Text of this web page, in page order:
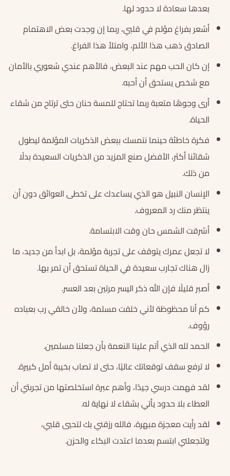
بعدها سعادة لا حدود لها.
أشعر بفراغ مؤلم في قلبي، ربما إن وجدت بعض الاهتمام
الصادق ذهب هذا الألم، وامتلأ هذا الفراغ.
إن كان الحب مهم عند البعض، فالأهم عندي شعوري بالأمان
مع شخص يستحق أن أحبه.
أرى وجوهًا متعبة ربما تحتاج للمسة حنان حتى ترتاح من شقاء
الحياة.
فكرة خاطئة حينما نتمسك ببعض الذكريات المؤلمة ليطول
شقائنا أكثر، الأفضل صنع المزيد من الذكريات السعيدة بدلًا
من ذلك.
الإنسان النبيل هو الذي يساعدك على تخطى العوائق دون أن
ينتظر منك رد المعروف.
أشرقت الشمس حان وقت الابتسامة.
لا تجعل عمرك يتوقف على تجربة مؤلمة، بل ابدأ من جديد، ما
زال هناك تجارب سعيدة في الحياة تستحق أن تمر بها.
أصبر قليلًا فإن الله ذكر اليسر مرتين بعد العسر.
كم أنا محظوظة لأني خلقت مسلمة، ولأن خالقي رب بعباده
رؤوف.
الحمد لله الذي أتم علينا النعمة بأن جعلنا مسلمين.
لا ترفع سقف توقعاتك عاليًا، حتى لا تصاب بخيبة أمل كبيرة.
لقد فهمت درسي جيدًا، وأهم عبرة استخلصتها من تجربتي أن
العطاء بلا حدود يأتي بشقاء لا نهاية له.
لقد رأيت معجزة مبهرة، فالله رزقني بك لتحيي قلبي،
ولتجعلني ابتسم بعدما اعتدت البكاء والحزن.